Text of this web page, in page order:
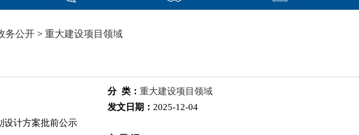
务公开 > 重大建设项目领域
分 类： 重大建设项目领域
发文日期： 2025-12-04
设计方案批前公示